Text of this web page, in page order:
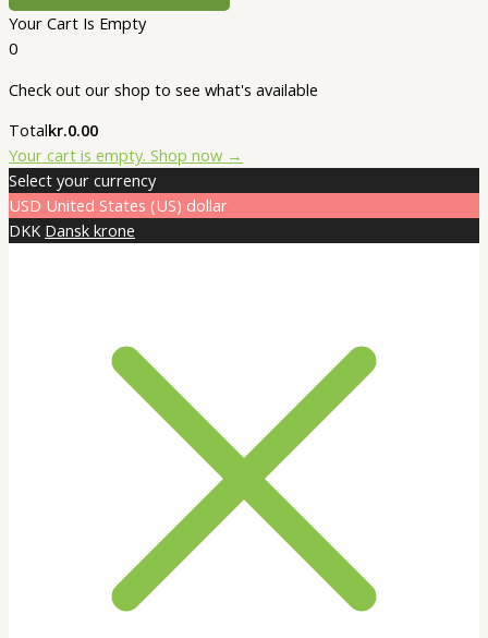
Your Cart Is Empty
0
Check out our shop to see what's available
Cart
Total:
Totalkr.0.00
Your cart is empty. Shop now →
Select your currency
USD United States (US) dollar
DKK Dansk krone